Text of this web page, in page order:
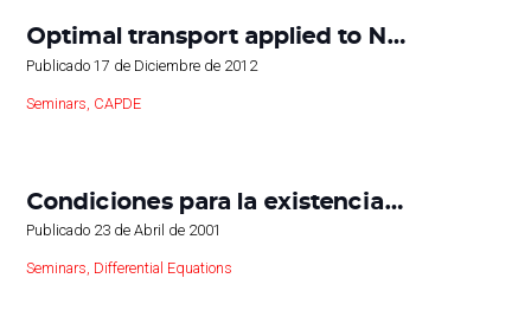
Optimal transport applied to N…
Publicado17 de Diciembre de 2012
Seminars CAPDE
Condiciones para la existencia…
Publicado 23 de Abril de 2001
Seminars, Differential Equations